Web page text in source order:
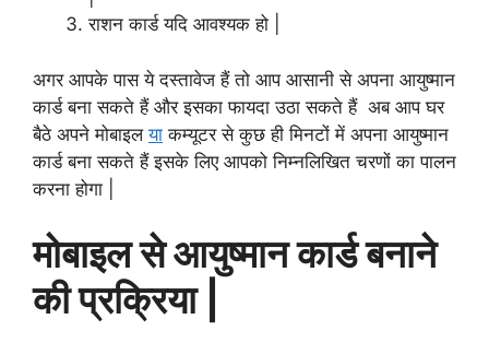
राशन कार्ड यदि आवश्यक हो |
अगर आपके पास ये दस्तावेज हैं तो आप आसानी से अपना आयुष्मान
कार्ड बना सकते हैं और इसका फायदा उठा सकते हैं अब आप घर
बैठे अपने मोबाइलया कम्यूटर से कुछ ही मिनटों में अपना आयुष्मान
कार्ड बना सकते हैं इसके लिए आपको निम्नलिखित चरणों का पालन
करना होगा |
मोबाइल से आयुष्मान कार्ड बनाने
की प्रक्रिया |